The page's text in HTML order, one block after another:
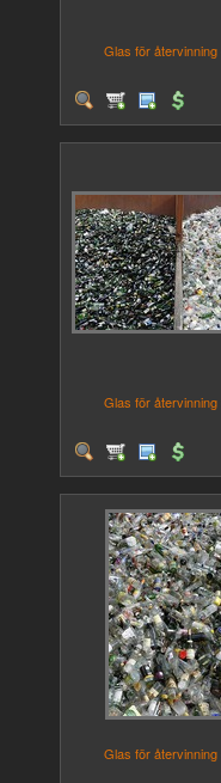
Glas för återvinning
Glas för återvinning
Glas för återvinning